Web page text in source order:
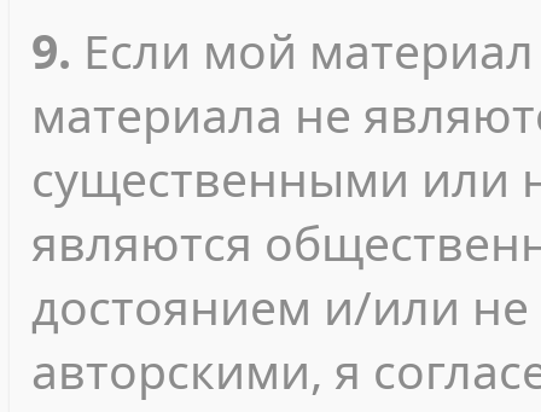
9. Если мой
материала не
существенными или
являются
достоянием и/или
авторскими, я